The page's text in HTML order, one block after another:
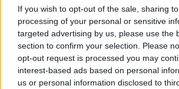
If you wish to opt-out of the sale, sharing
processing of your personal or sensitive
targeted advertising by us, please use the
section to confirm your selection. Please
opt-out request is processed you may
interest-based ads based on personal
us or personal information disclosed to
Loaded:
Νέα ανάφλεξη στη Μέση
χτύπησαν εγκατάσταση της
πιο σκληρούς όρους για τα Στενά
09.08.2026, 12:09